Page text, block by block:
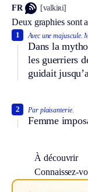
FR [valkiʀi]
Deux graphies sont
Avec une majuscule.
Dans la
les guerriers
guidait
1
Par plaisanterie.
Femme
2
À découvrir
Connaissez-